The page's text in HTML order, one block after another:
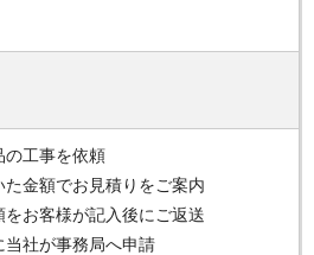
の工事を依頼
金額でお見積りをご案内
お客様が記入後にご返送
当社が事務局へ申請